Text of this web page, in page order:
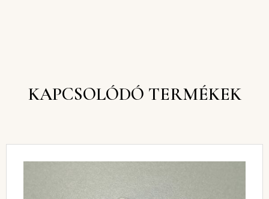
KAPCSOLÓDÓ TERMÉKEK